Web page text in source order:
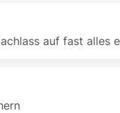
auf fast alles